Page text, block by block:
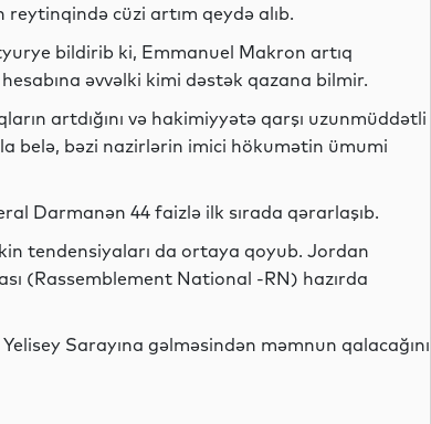
cüzi artım qeydə alıb.
bildirib ki, Emmanuel Makron artıq
əvvəlki kimi dəstək qazana bilmir.
artdığını və hakimiyyətə qarşı uzunmüddətli
belə, bəzi nazirlərin imici hökumətin ümumi
Darmanən 44 faizlə ilk sırada qərarlaşıb.
tendensiyaları da ortaya qoyub. Jordan
(Rassemblement National -RN) hazırda
Sarayına gəlməsindən məmnun qalacağını